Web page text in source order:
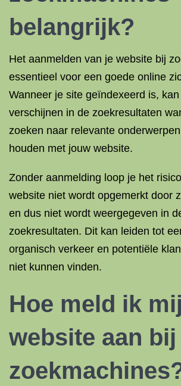
belangrijk?
Het aanmelden van je website bij
essentieel voor een goede online
Wanneer je site geïndexeerd is,
verschijnen in de zoekresultaten
zoeken naar relevante
houden met jouw website.
Zonder aanmelding loop je het
website niet wordt opgemerkt door
en dus niet wordt weergegeven in
zoekresultaten. Dit kan leiden tot
organisch verkeer en potentiële
niet kunnen vinden.
Hoe meld ik
website aan bij